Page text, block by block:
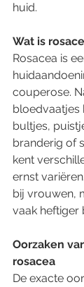
huid.
Wat is
Rosacea is
couperose.
bloedvaatjes
bultjes,
branderig of
kent
ernst
bij vrouwen,
vaak heftiger
Oorzaken
rosacea
De exacte